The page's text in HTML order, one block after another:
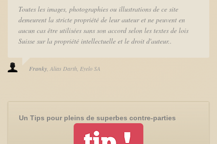
Toutes les images, photographies ou illustrations de ce site
demeurent la stricte propriété de leur auteur et ne peuvent en
aucun cas être utilisées sans son accord selon les textes de lois
Suisse sur la propriété intellectuelle et le droit d'auteur..
Franky Alias Darth Eyelo SA
Un Tips pour pleins de superbes contre-parties